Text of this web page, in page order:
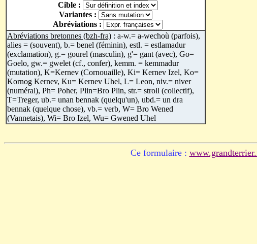
Cible :
Variantes :
Abréviations :
Abréviations bretonnes (bzh-fra) : a-w.= a-wechoù (parfois),
alies = (souvent), b.= benel (féminin), estl. = estlamadur
(exclamation), g.= gourel (masculin), g'= gant (avec), Go=
Goelo, gw.= gwelet (cf., confer), kemm. = kemmadur
(mutation), K=Kernev (Cornouaille), Ki= Kernev Izel, Ko=
Kornog Kernev, Ku= Kernev Uhel, L= Leon, niv.= niver
(numéral), Ph= Poher, Plin=Bro Plin, str.= stroll (collectif),
T=Treger, ub.= unan bennak (quelqu'un), ubd.= un dra
bennak (quelque chose), vb.= verb, W= Bro Wened
(Vannetais), Wi= Bro Izel, Wu= Gwened Uhel
Ce formulaire :